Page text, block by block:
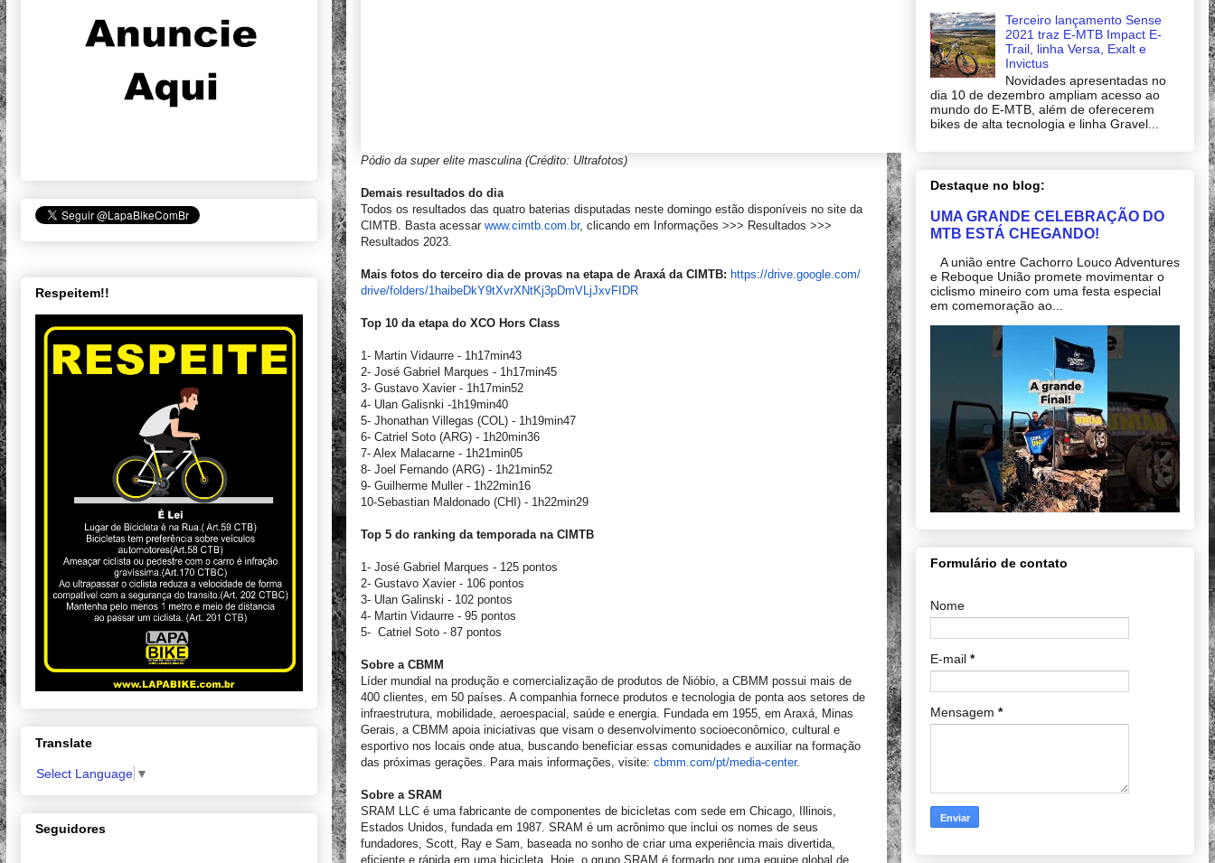
Pódio da super elite masculina (Crédito: Ultrafotos)
Demais resultados do dia
Todos os resultados das quatro baterias disputadas neste domingo estão disponíveis no site da
CIMTB. Basta acessar www.cimtb.com.br, clicando em Informações >>> Resultados >>>
Resultados 2023.
Mais fotos do terceiro dia de provas na etapa de Araxá da CIMTB: https://drive.google.com/
drive/folders/1haibeDkY9tXvrXNtKj3pDmVLjJxvF IDR
Top 10 da etapa do XCO Hors Class
1- Martin Vidaurre - 1h17min43
2- José Gabriel Marques - 1h17min45
3- Gustavo Xavier - 1h17min52
4- Ulan Galisnki -1h19min40
5- Jhonathan Villegas (COL) - 1h19min47
6- Catriel Soto (ARG) - 1h20min36
7- Alex Malacarne - 1h21min05
8- Joel Fernando (ARG) - 1h21min52
9- Guilherme Muller - 1h22min16
10-Sebastian Maldonado (CHI) - 1h22min29
Top 5 do ranking da temporada na CIMTB
1- José Gabriel Marques - 125 pontos
2- Gustavo Xavier - 106 pontos
3- Ulan Galinski - 102 pontos
4- Martin Vidaurre - 95 pontos
5- Catriel Soto - 87 pontos
Sobre a CBMM
Líder mundial na produção e comercialização de produtos de Nióbio, a CBMM possui mais de
400 clientes, em 50 países. A companhia fornece produtos e tecnologia de ponta aos setores de
infraestrutura, mobilidade, aeroespacial, saúde e energia. Fundada em 1955, em Araxá, Minas
Gerais, a CBMM apoia iniciativas que visam o desenvolvimento socioeconômico, cultural e
esportivo nos locais onde atua, buscando beneficiar essas comunidades e auxiliar na formação
das próximas gerações. Para mais informações, visite: cbmm.com/pt/media-center.
Sobre a SRAM
SRAM LLC é uma fabricante de componentes de bicicletas com sede em Chicago, Illinois,
Estados Unidos, fundada em 1987. SRAM é um acrônimo que inclui os nomes de seus
fundadores, Scott, Ray e Sam, baseada no sonho de criar uma experiência mais divertida,
eficiente e rápida em uma bicicleta. Hoje, o grupo SRAM é formado por uma equipe global de
Respeitem!!
Translate
Select Language ▼
Seguidores
Terceiro lançamento Sense
2021 traz E-MTB Impact E-
Trail, linha Versa, Exalt e
Invictus
Novidades apresentadas no
dia 10 de dezembro ampliam acesso ao
mundo do E-MTB, além de oferecerem
bikes de alta tecnologia e linha Gravel...
Destaque no blog:
UMA GRANDE CELEBRAÇÃO DO
MTB ESTÁ CHEGANDO!
A união entre Cachorro Louco Adventures
e Reboque União promete movimentar o
ciclismo mineiro com uma festa especial
em comemoração ao...
Formulário de contato
Nome
E-mail *
Mensagem *